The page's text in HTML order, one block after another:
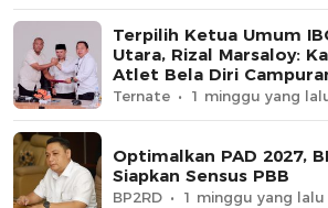
Terpilih Ketua Umum
Utara, Rizal Marsaloy:
Atlet Bela Diri
Ternate 1 minggu yang
Optimalkan PAD 2027,
Siapkan Sensus PBB
BP2RD 1 minggu yang lalu